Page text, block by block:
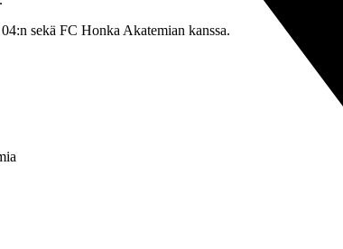
sekä FC Honka Akatemian kanssa.